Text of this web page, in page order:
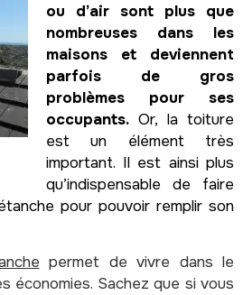
ou d’air sont plus que
nombreuses dans les
maisons et deviennent
parfois de gros
problèmes pour ses
occupants. Or, la toiture
est un élément très
important. Il est ainsi plus
qu’indispensable de faire
pour pouvoir remplir son
permet de vivre dans le
économies. Sachez que si vous